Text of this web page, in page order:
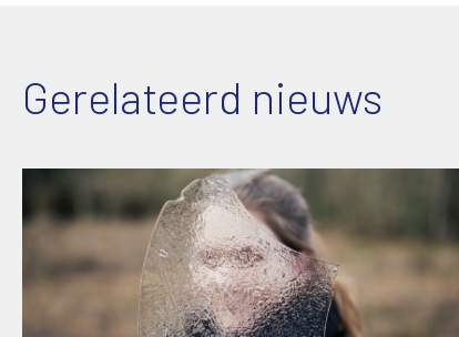
Gerelateerd nieuws